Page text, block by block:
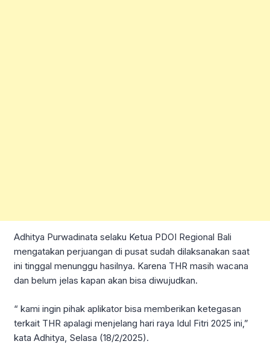
Adhitya Purwadinata selaku Ketua PDOI Regional Bali
mengatakan perjuangan di pusat sudah dilaksanakan saat
ini tinggal menunggu hasilnya. Karena THR masih wacana
dan belum jelas kapan akan bisa diwujudkan.
“ kami ingin pihak aplikator bisa memberikan ketegasan
terkait THR apalagi menjelang hari raya Idul Fitri 2025 ini,”
kata Adhitya, Selasa (18/2/2025).